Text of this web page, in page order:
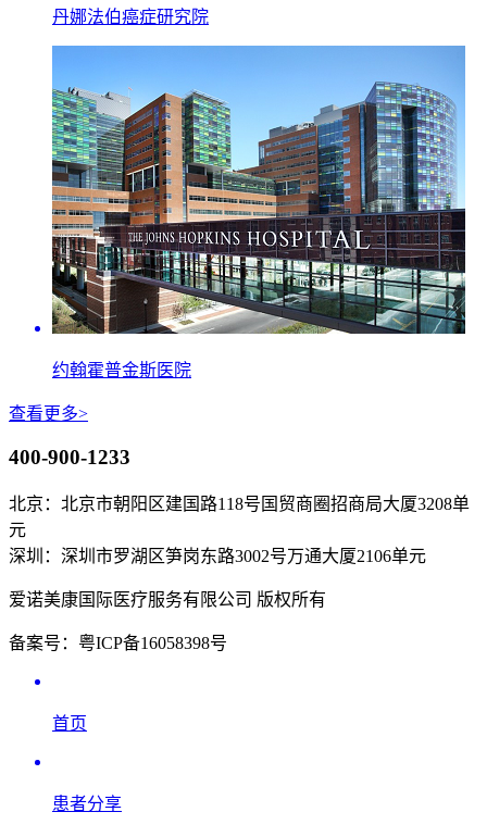
丹娜法伯癌症研究院
约翰霍普金斯医院
查看更多>
400-900-1233
北京：北京市朝阳区建国路118号国贸商圈招商局大厦3208单
元
深圳：深圳市罗湖区笋岗东路3002号万通大厦2106单元
爱诺美康国际医疗服务有限公司 版权所有
备案号：粤ICP备16058398号
首页
患者分享